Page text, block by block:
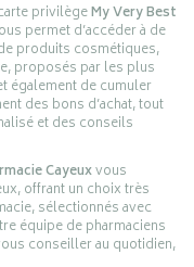
privilègeMy Very Best
permet d’accéder à de
produits cosmétiques,
proposés par les plus
également de cumuler
des bons d’achat, tout
et des conseils
Cayeuxvous
offrant un choix très
sélectionnés avec
équipe de pharmaciens
conseiller au quotidien,